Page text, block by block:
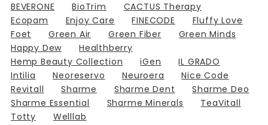
BEVERONE
BioTrim
CACTUS Therapy
Ecopam
Enjoy Care FINECODE
Fluffy Love
Foet
Green Air Green Fiber
Green Minds
Happy Dew
Healthberry
Hemp Beauty Collection
iGen
IL GRADO
Intilia
Neoreservo Neuroera
Nice Code
Revitall
Sharme Sharme Dent
Sharme Deo
Sharme Essential
Sharme Minerals
TeaVitall
Totty
Welllab